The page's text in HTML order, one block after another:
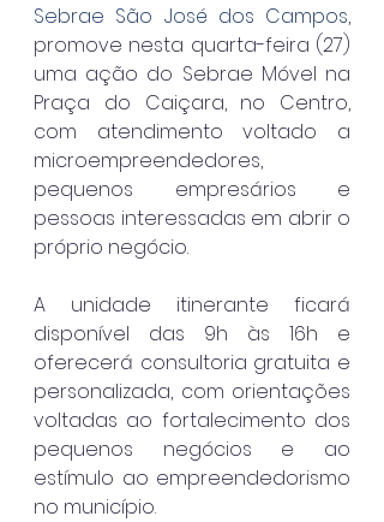
Sebrae São José dos Campos,
promove nesta quarta-feira (27)
uma ação do Sebrae Móvel na
Praça do Caiçara, no Centro,
com atendimento voltado a
microempreendedores,
pequenos empresários e
pessoas interessadas em abrir o
próprio negócio.
A unidade itinerante ficará
disponível das 9h às 16h e
oferecerá consultoria gratuita e
personalizada, com orientações
voltadas ao fortalecimento dos
pequenos negócios e ao
estímulo ao empreendedorismo
no município.